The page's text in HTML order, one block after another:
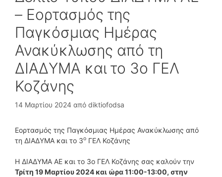
– Εορτασμός της
Παγκόσμιας Ημέρας
Ανακύκλωσης από τη
ΔΙΑΔΥΜΑ και το 3ο ΓΕΛ
Κοζάνης
14 Μαρτίου 2024 από diktiofodsa
Εορτασμός της Παγκόσμιας Ημέρας Ανακύκλωσης από
τη ΔΙΑΔΥΜΑ και το 3ο ΓΕΛ Κοζάνης
Η ΔΙΑΔΥΜΑ ΑΕ και το 3ο ΓΕΛ Κοζάνης σας καλούν την
Τρίτη 19 Μαρτίου 2024 και ώρα 11:00-13:00, στην